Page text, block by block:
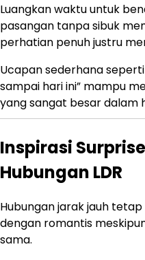
Luangkan waktu untuk
pasangan tanpa sibuk
perhatian penuh justru
Ucapan sederhana
sampai hari ini” mampu
yang sangat besar dalam
Inspirasi
Hubungan LDR
Hubungan jarak jauh
dengan romantis
sama.